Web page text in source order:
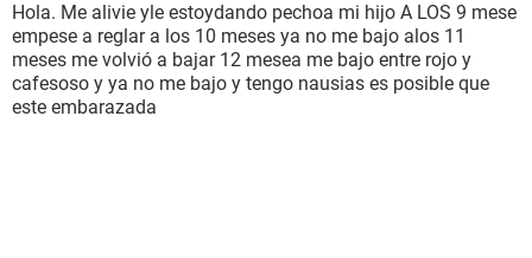
Hola. Me alivie yle estoydando pechoa mi hijo A LOS 9 mese
empese a reglar a los 10 meses ya no me bajo alos 11
meses me volvió a bajar 12 mesea me bajo entre rojo y
cafesoso y ya no me bajo y tengo nausias es posible que
este embarazada